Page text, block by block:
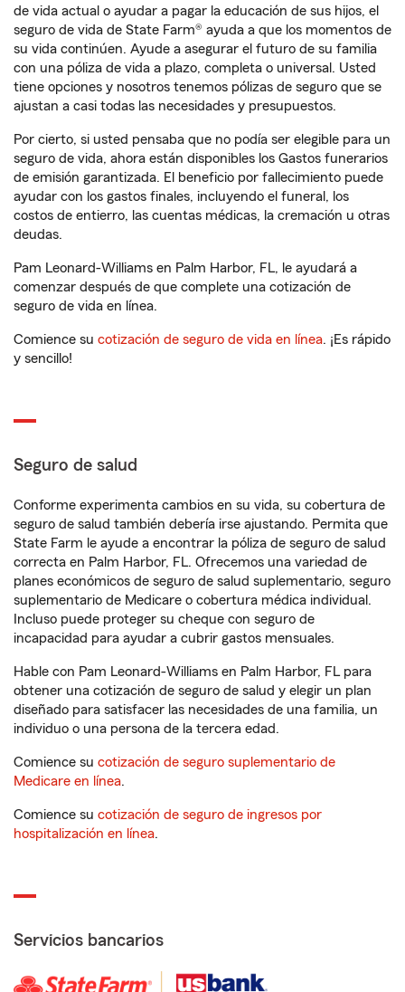
de vida actual o ayudar a pagar la educación de sus hijos, el
seguro de vida de State Farm® ayuda a que los momentos de
su vida continúen. Ayude a asegurar el futuro de su familia
con una póliza de vida a plazo, completa o universal. Usted
tiene opciones y nosotros tenemos pólizas de seguro que se
ajustan a casi todas las necesidades y presupuestos.
Por cierto, si usted pensaba que no podía ser elegible para un
seguro de vida, ahora están disponibles los Gastos funerarios
de emisión garantizada. El beneficio por fallecimiento puede
ayudar con los gastos finales, incluyendo el funeral, los
costos de entierro, las cuentas médicas, la cremación u otras
deudas.
Pam Leonard-Williams en Palm Harbor, FL, le ayudará a
comenzar después de que complete una cotización de
seguro de vida en línea.
Comience su cotización de seguro de vida en línea. ¡Es rápido
y sencillo!
Seguro de salud
Conforme experimenta cambios en su vida, su cobertura de
seguro de salud también debería irse ajustando. Permita que
State Farm le ayude a encontrar la póliza de seguro de salud
correcta en Palm Harbor, FL. Ofrecemos una variedad de
planes económicos de seguro de salud suplementario, seguro
suplementario de Medicare o cobertura médica individual.
Incluso puede proteger su cheque con seguro de
incapacidad para ayudar a cubrir gastos mensuales.
Hable con Pam Leonard-Williams en Palm Harbor, FL para
obtener una cotización de seguro de salud y elegir un plan
diseñado para satisfacer las necesidades de una familia, un
individuo o una persona de la tercera edad.
Comience su cotización de seguro suplementario de
Medicare en línea.
Comience su cotización de seguro de ingresos por
hospitalización en línea.
Servicios bancarios